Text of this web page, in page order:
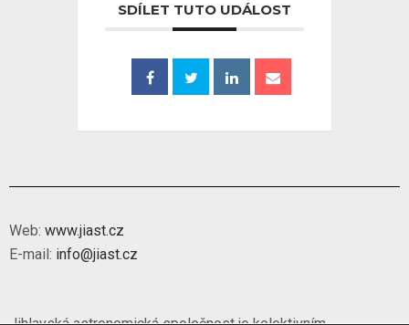
SDÍLET TUTO UDÁLOST
Web: www.jiast.cz
E-mail: info@jiast.cz